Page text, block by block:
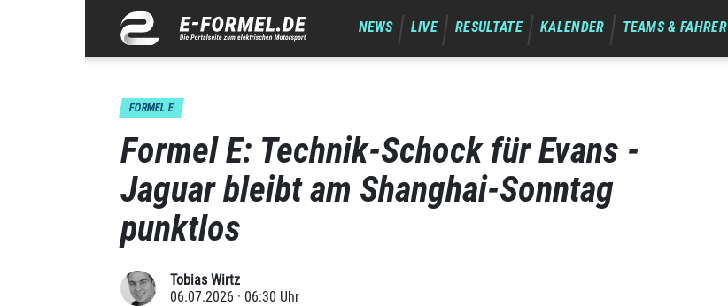
NEWS LIVE RESULTATE KALENDER TEAMS & FAHRER
FORMEL E
Formel E: Technik-Schock für Evans -
Jaguar bleibt am Shanghai-Sonntag
punktlos
Tobias Wirtz
06.07.2026 · 06:30 Uhr